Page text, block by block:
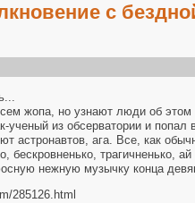
с
жопа, но узнают люди об этом
ученый из обсерватории и попал
астронавтов, ага. Все, как
бескровненько, трагичненько,
нежную музычку конца
285126.html